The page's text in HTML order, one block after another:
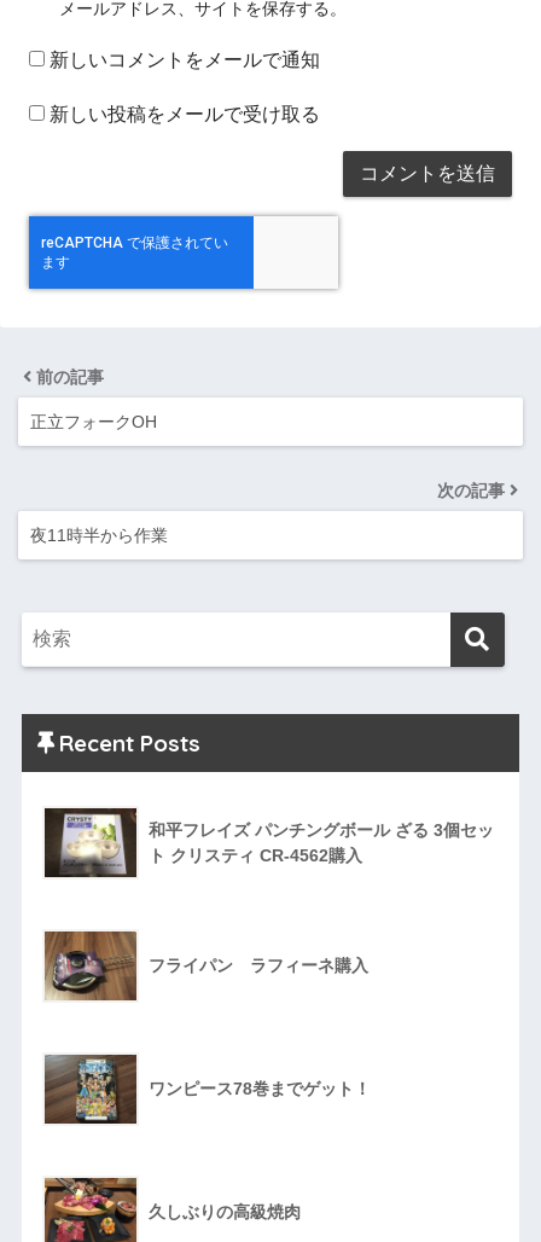
メールアドレス、サイトを保存する。
新しいコメントをメールで通知
新しい投稿をメールで受け取る
前の記事
正立フォークOH
次の記事
夜11時半から作業
Recent Posts
和平フレイズ パンチングボール ざる 3個セッ
ト クリスティ CR-4562購入
フライパン ラフィーネ購入
ワンピース78巻までゲット！
久しぶりの高級焼肉